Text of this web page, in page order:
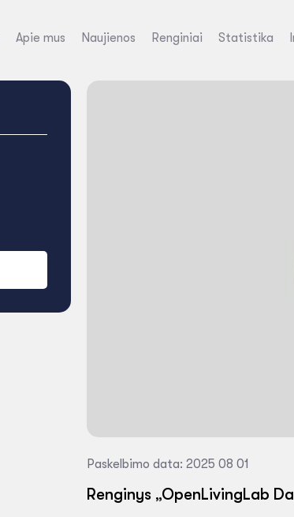
Apie mus Naujienos Renginiai Statistika
Paskelbimo data: 2025 08 01
Renginys „OpenLivingLab